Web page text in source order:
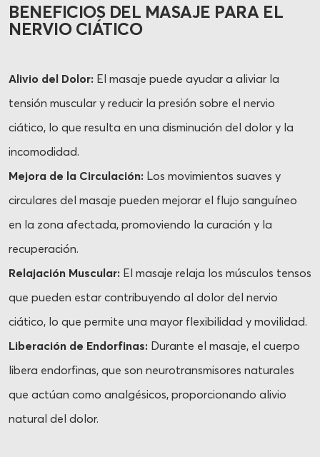
BENEFICIOS DEL MASAJE PARA EL
NERVIO CIÁTICO
Alivio del Dolor: El masaje puede ayudar a aliviar la
tensión muscular y reducir la presión sobre el nervio
ciático, lo que resulta en una disminución del dolor y la
incomodidad.
Mejora de la Circulación: Los movimientos suaves y
circulares del masaje pueden mejorar el flujo sanguíneo
en la zona afectada, promoviendo la curación y la
recuperación.
Relajación Muscular: El masaje relaja los músculos tensos
que pueden estar contribuyendo al dolor del nervio
ciático, lo que permite una mayor flexibilidad y movilidad.
Liberación de Endorfinas: Durante el masaje, el cuerpo
libera endorfinas, que son neurotransmisores naturales
que actúan como analgésicos, proporcionando alivio
natural del dolor.